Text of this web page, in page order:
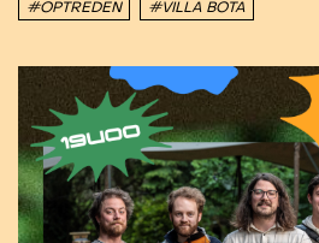
#OPTREDEN #VILLA BOTA